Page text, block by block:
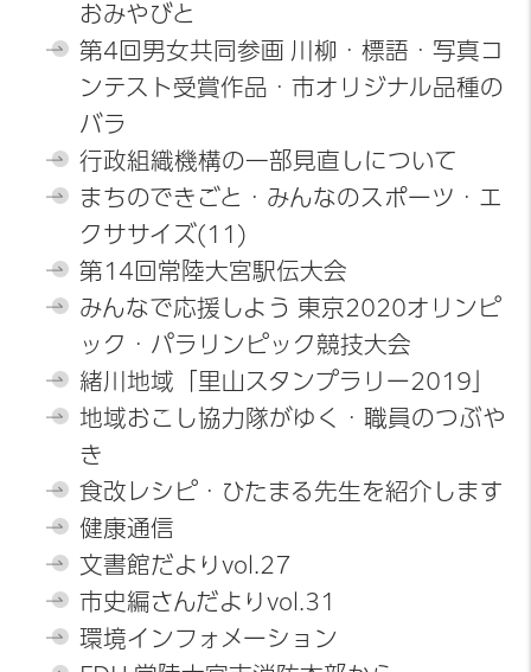
おみやびと
第4回男女共同参画 川柳・標語・写真コ
ンテスト受賞作品・市オリジナル品種の
バラ
行政組織機構の一部見直しについて
まちのできごと・みんなのスポーツ・エ
クササイズ(11)
第14回常陸大宮駅伝大会
みんなで応援しよう 東京2020オリンピ
ック・パラリンピック競技大会
緒川地域「里山スタンプラリー2019」
地域おこし協力隊がゆく・職員のつぶや
き
食改レシピ・ひたまる先生を紹介します
健康通信
文書館だよりvol.27
市史編さんだよりvol.31
環境インフォメーション